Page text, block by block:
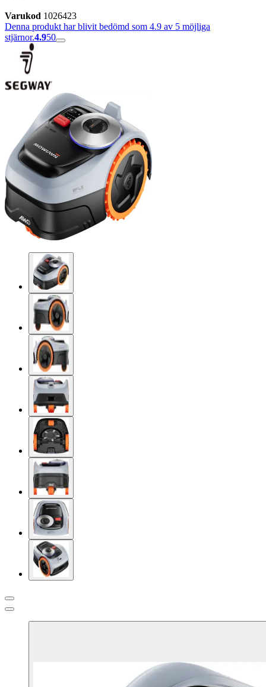
Varukod 1026423
Denna produkt har blivit bedömd som 4.9 av 5 möjliga
stjärnor.4.950